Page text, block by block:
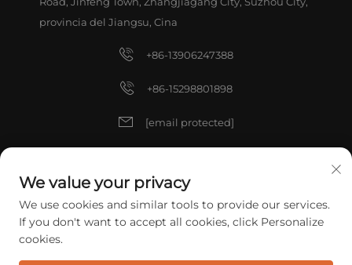
provincia del Jiangsu, Cina
+86-13906247388
+86-15298801898
[email protected]
Copyright © 2025 China ZHANGJIAGANG TIANXIN TOOLS CO., LTD.
Tutti i diritti riservati. Informativa sulla privacy
We value your privacy
We use cookies and similar tools to provide our services.
If you don't want to accept all cookies, click Personalize
cookies.